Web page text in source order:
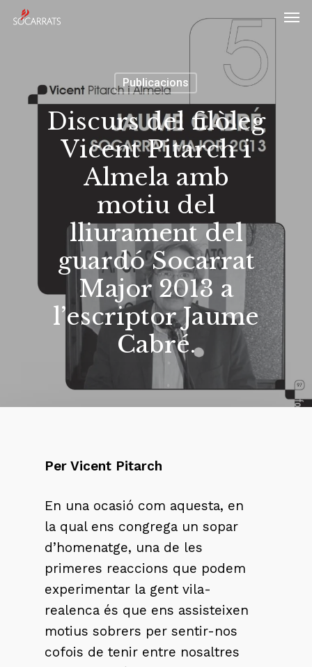
Skip
Publicacions
Discurs del filòleg
Vicent Pitarch i
Almela amb
motiu del
lliurament del
guardó Socarrat
Major 2013 a
l’escriptor Jaume
Cabré.
Per Vicent Pitarch
En una ocasió com aquesta, en
la qual ens congrega un sopar
d’homenatge, una de les
primeres reaccions que podem
experimentar la gent vila-
realenca és que ens assisteixen
motius sobrers per sentir-nos
cofois de tenir entre nosaltres